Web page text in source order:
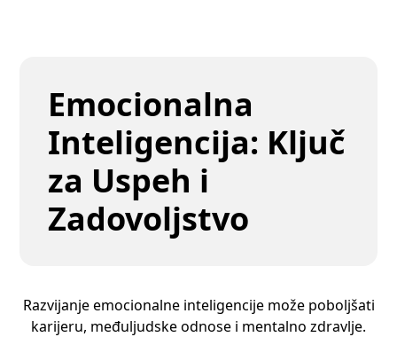
Emocionalna
Inteligencija: Ključ
za Uspeh i
Zadovoljstvo
Razvijanje emocionalne inteligencije može poboljšati
karijeru, međuljudske odnose i mentalno zdravlje.